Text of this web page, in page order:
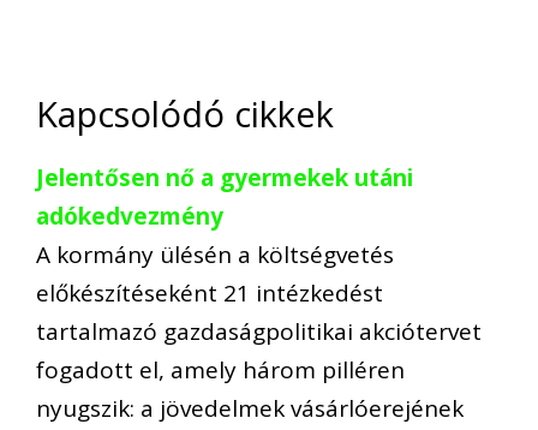
Kapcsolódó cikkek
Jelentősen nő a gyermekek utáni
adókedvezmény
A kormány ülésén a költségvetés
előkészítéseként 21 intézkedést
tartalmazó gazdaságpolitikai akciótervet
fogadott el, amely három pilléren
nyugszik: a jövedelmek vásárlóerejének